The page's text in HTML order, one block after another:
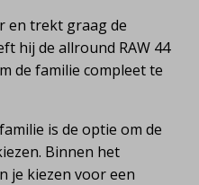
en trekt graag de
hij de allround RAW 44
de familie compleet te
is de optie om de
Binnen het
je kiezen voor een